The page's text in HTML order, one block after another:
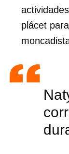
plácet